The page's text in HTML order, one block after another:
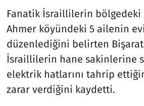
Fanatik İsraillilerin bölgedeki
Ahmer köyündeki 5 ailenin
düzenlediğini belirten Bişarat,
İsraillilerin hane sakinlerine
elektrik hatlarını tahrip
zarar verdiğini kaydetti.